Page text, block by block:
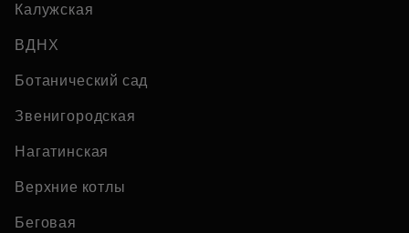
Калужская
ВДНХ
Ботанический сад
Звенигородская
Нагатинская
Верхние котлы
Беговая